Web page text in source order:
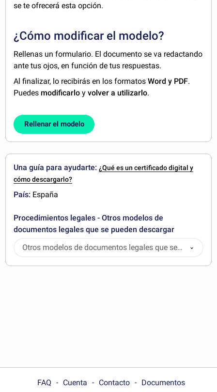
se te ofrecerá esta opción.
¿Cómo modificar el modelo?
Rellenas un formulario. El documento se va redactando
ante tus ojos, en función de tus respuestas.
Al finalizar, lo recibirás en los formatosWord y PDF.
Puedes modificarlo yvolver a utilizarlo.
Rellenar el modelo
Una guía para ayudarte:¿Qué es un certificado digital y
cómo descargarlo?
País: España
Procedimientos legales - Otros modelos de
documentos legales que se pueden descargar
Otros modelos de documentos legales que se
pueden descargar
FAQ Cuenta Contacto Documentos